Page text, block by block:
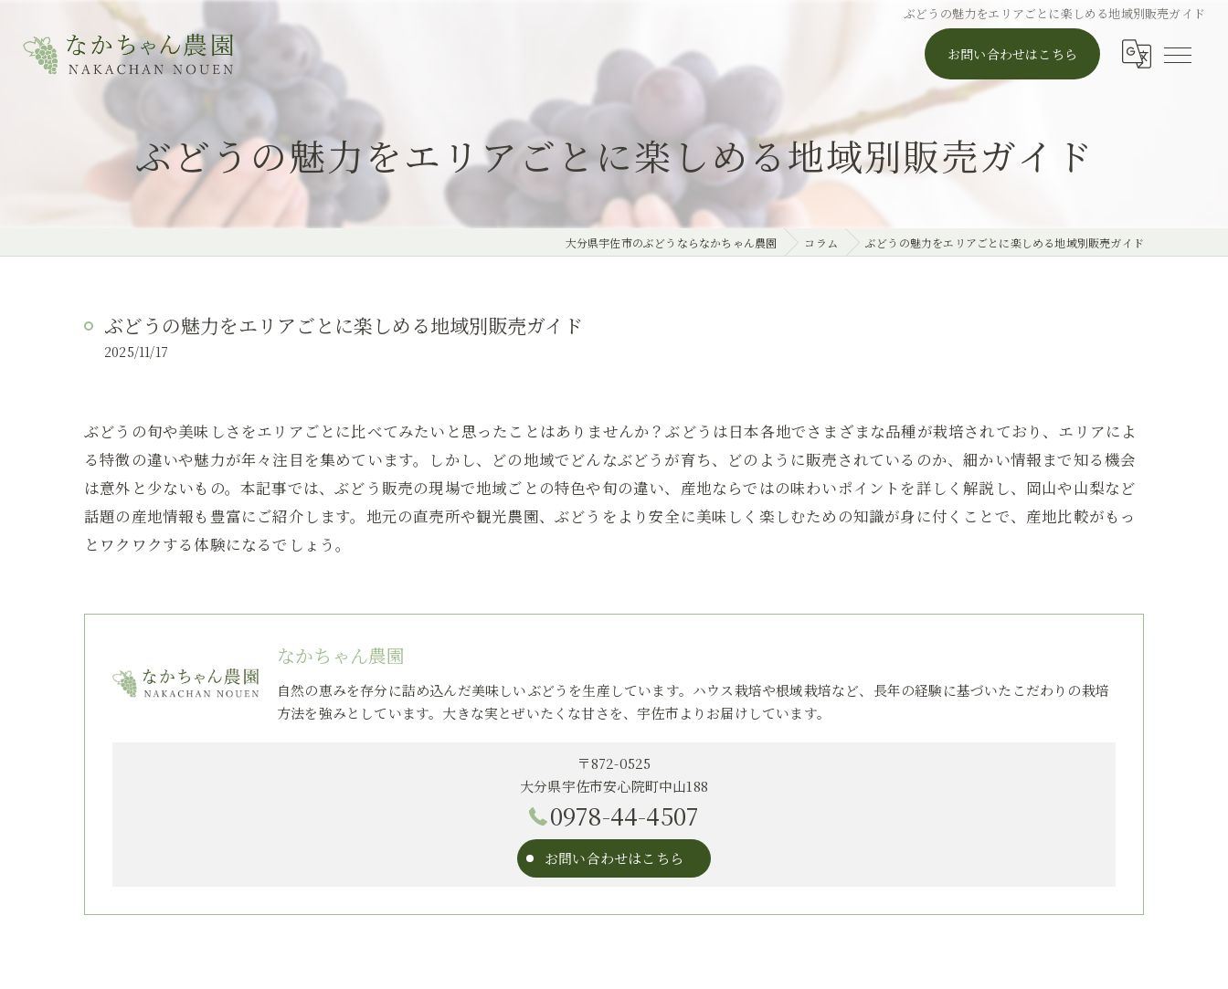
ぶどうの魅力をエリアごとに楽しめる地域別販売ガイド
お問い合わせはこちら
ぶどうの魅力をエリアごとに楽しめる地域別販売ガイド
大分県宇佐市のぶどうならなかちゃん農園 コラム ぶどうの魅力をエリアごとに楽しめる地域別販売ガイド
ぶどうの魅力をエリアごとに楽しめる地域別販売ガイド
2025/11/17
ぶどうの旬や美味しさをエリアごとに比べてみたいと思ったことはありませんか？ぶどうは日本各地でさまざまな品種が栽培されており、エリアによ
る特徴の違いや魅力が年々注目を集めています。しかし、どの地域でどんなぶどうが育ち、どのように販売されているのか、細かい情報まで知る機会
は意外と少ないもの。本記事では、ぶどう販売の現場で地域ごとの特色や旬の違い、産地ならではの味わいポイントを詳しく解説し、岡山や山梨など
話題の産地情報も豊富にご紹介します。地元の直売所や観光農園、ぶどうをより安全に美味しく楽しむための知識が身に付くことで、産地比較がもっ
とワクワクする体験になるでしょう。
なかちゃん農園
自然の恵みを存分に詰め込んだ美味しいぶどうを生産しています。ハウス栽培や根域栽培など、長年の経験に基づいたこだわりの栽培
方法を強みとしています。大きな実とぜいたくな甘さを、宇佐市よりお届けしています。
〒872-0525
大分県宇佐市安心院町中山188
0978-44-4507
お問い合わせはこちら